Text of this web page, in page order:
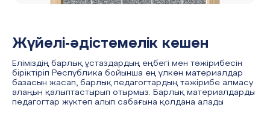
Жүйелі-әдістемелік кешен
Еліміздің барлық ұстаздардың еңбегі мен тәжірибесін
біріктіріп Республика бойынша ең үлкен материалдар
базасын жасап, барлық педагогтардың тәжірибе алмасу
алаңын қалыптастырып отырмыз. Барлық материалдарды
педагогтар жүктеп алып сабағына қолдана алады